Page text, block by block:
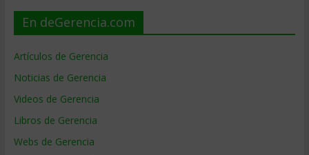
En deGerencia.com
Artículos de Gerencia
Noticias de Gerencia
Videos de Gerencia
Libros de Gerencia
Webs de Gerencia